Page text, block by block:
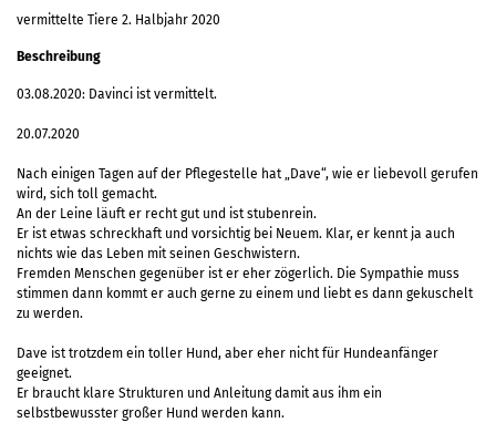
vermittelte Tiere 2. Halbjahr 2020
Beschreibung
03.08.2020: Davinci ist vermittelt.
20.07.2020
Nach einigen Tagen auf der Pflegestelle hat „Dave“, wie er liebevoll gerufen
wird, sich toll gemacht.
An der Leine läuft er recht gut und ist stubenrein.
Er ist etwas schreckhaft und vorsichtig bei Neuem. Klar, er kennt ja auch
nichts wie das Leben mit seinen Geschwistern.
Fremden Menschen gegenüber ist er eher zögerlich. Die Sympathie muss
stimmen dann kommt er auch gerne zu einem und liebt es dann gekuschelt
zu werden.
Dave ist trotzdem ein toller Hund, aber eher nicht für Hundeanfänger
geeignet.
Er braucht klare Strukturen und Anleitung damit aus ihm ein
selbstbewusster großer Hund werden kann.